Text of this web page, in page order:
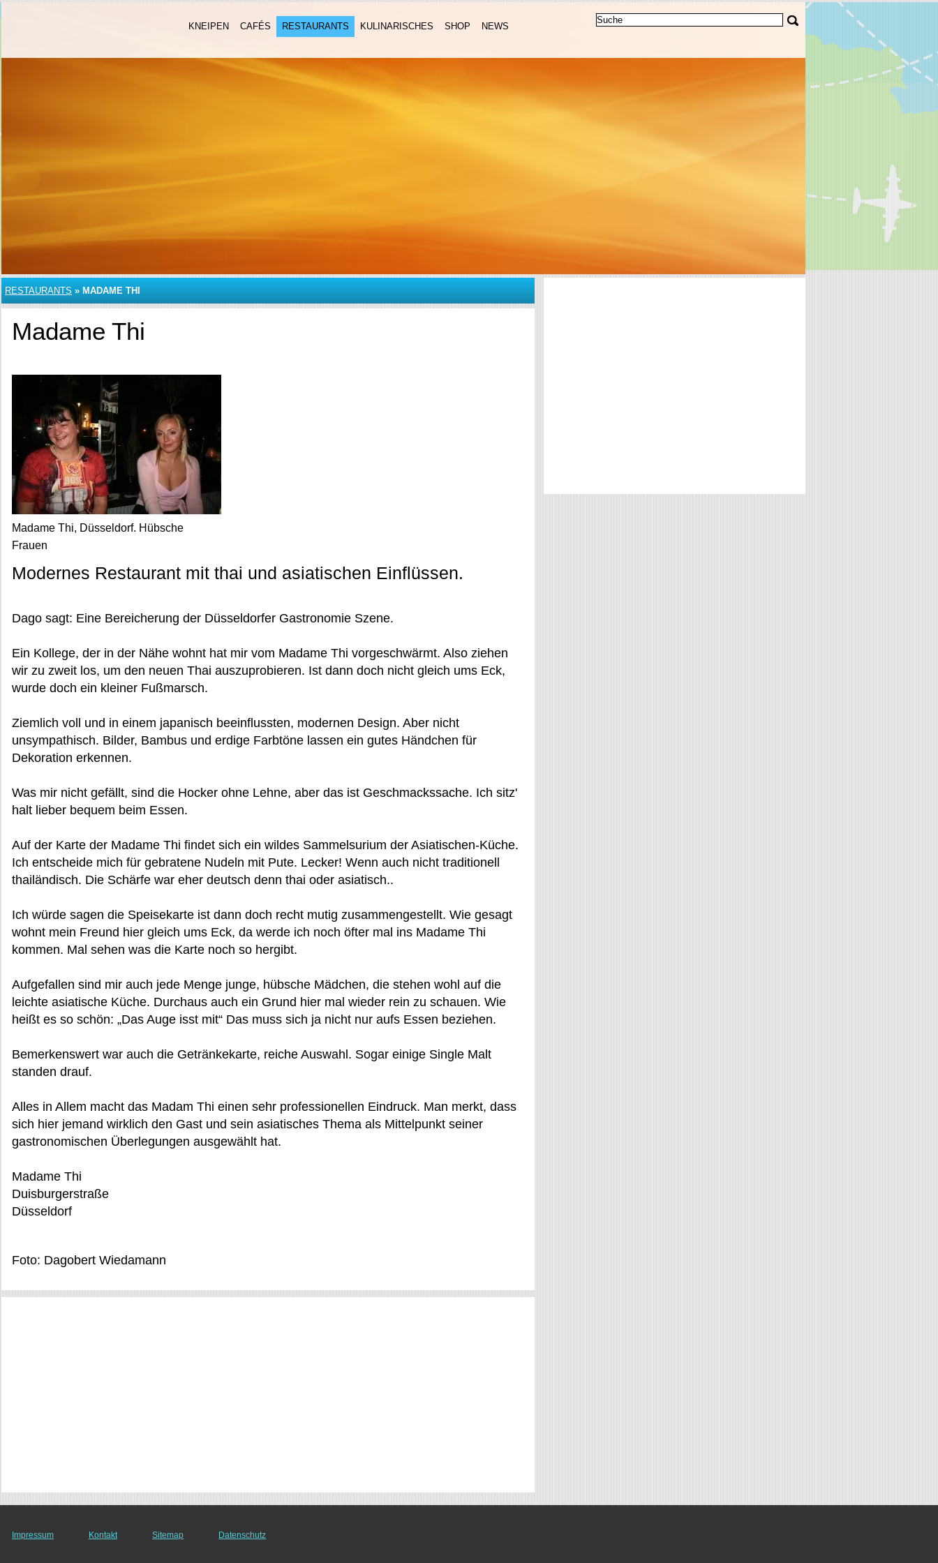
KNEIPEN CAFÉS RESTAURANTS KULINARISCHES SHOP NEWS
RESTAURANTS » MADAME THI
Madame Thi
Madame Thi, Düsseldorf. Hübsche
Frauen
Modernes Restaurant mit thai und asiatischen Einflüssen.
Dago sagt: Eine Bereicherung der Düsseldorfer Gastronomie Szene.
Ein Kollege, der in der Nähe wohnt hat mir vom Madame Thi vorgeschwärmt. Also ziehen
wir zu zweit los, um den neuen Thai auszuprobieren. Ist dann doch nicht gleich ums Eck,
wurde doch ein kleiner Fußmarsch.
Ziemlich voll und in einem japanisch beeinflussten, modernen Design. Aber nicht
unsympathisch. Bilder, Bambus und erdige Farbtöne lassen ein gutes Händchen für
Dekoration erkennen.
Was mir nicht gefällt, sind die Hocker ohne Lehne, aber das ist Geschmackssache. Ich sitz'
halt lieber bequem beim Essen.
Auf der Karte der Madame Thi findet sich ein wildes Sammelsurium der Asiatischen-Küche.
Ich entscheide mich für gebratene Nudeln mit Pute. Lecker! Wenn auch nicht traditionell
thailändisch. Die Schärfe war eher deutsch denn thai oder asiatisch..
Ich würde sagen die Speisekarte ist dann doch recht mutig zusammengestellt. Wie gesagt
wohnt mein Freund hier gleich ums Eck, da werde ich noch öfter mal ins Madame Thi
kommen. Mal sehen was die Karte noch so hergibt.
Aufgefallen sind mir auch jede Menge junge, hübsche Mädchen, die stehen wohl auf die
leichte asiatische Küche. Durchaus auch ein Grund hier mal wieder rein zu schauen. Wie
heißt es so schön: „Das Auge isst mit“ Das muss sich ja nicht nur aufs Essen beziehen.
Bemerkenswert war auch die Getränkekarte, reiche Auswahl. Sogar einige Single Malt
standen drauf.
Alles in Allem macht das Madam Thi einen sehr professionellen Eindruck. Man merkt, dass
sich hier jemand wirklich den Gast und sein asiatisches Thema als Mittelpunkt seiner
gastronomischen Überlegungen ausgewählt hat.
Madame Thi
Duisburgerstraße
Düsseldorf
Foto: Dagobert Wiedamann
Impressum Kontakt Sitemap Datenschutz